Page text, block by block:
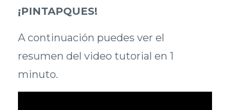
¡PINTAPQUES!
A continuación puedes ver el
resumen del video tutorial en 1
minuto.